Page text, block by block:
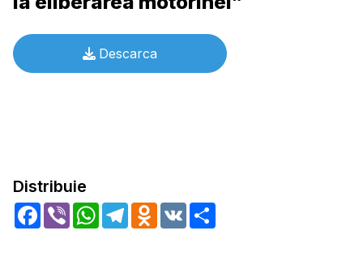
Descarca
Distribuie
Facebook
Viber WhatsApp
TelegramOdnoklassniki
VK